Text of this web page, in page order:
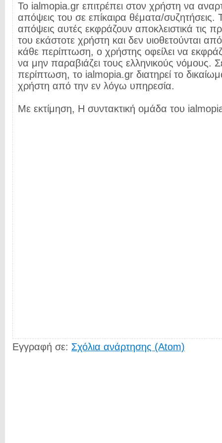
Το ialmopia.gr επιτρέπει στον χρήστη να
απόψεις του σε επίκαιρα θέματα/συζητήσεις.
απόψεις αυτές εκφράζουν αποκλειστικά τις
του εκάστοτε χρήστη και δεν υιοθετούνται
κάθε περίπτωση, ο χρήστης οφείλει να
να μην παραβιάζει τους ελληνικούς νόμους.
περίπτωση, το ialmopia.gr διατηρεί το
χρήστη από την εν λόγω υπηρεσία.
Με εκτίμηση, Η συντακτική ομάδα του
Εγγραφή σε: Σχόλια ανάρτησης (Atom)